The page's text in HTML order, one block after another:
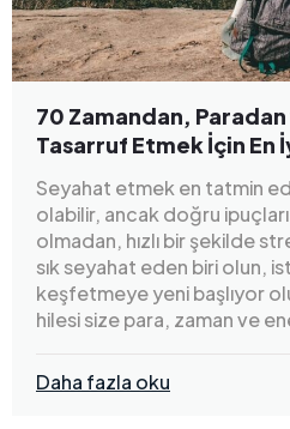
70 Zamandan,
Tasarruf Etmek İçin En
Seyahat etmek en tatmin
olabilir, ancak doğru
olmadan, hızlı bir şekilde
sık seyahat eden biri olun,
keşfetmeye yeni başlıyor
hilesi size para, zaman ve
Daha fazla oku